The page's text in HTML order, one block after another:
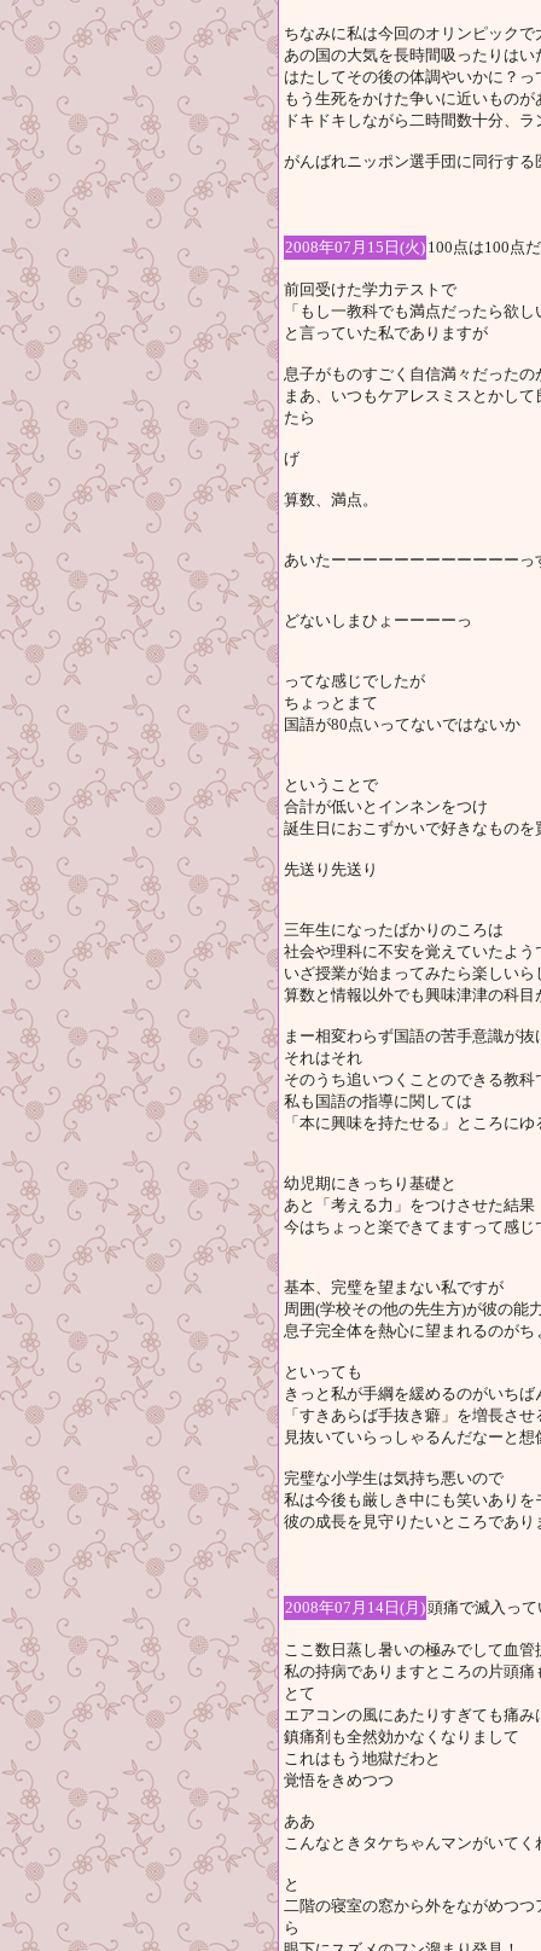
ちなみに私は今回のオリンピック
あの国の大気を長時間吸ったりはい
はたしてその後の体調やいかに？っ
もう生死をかけた争いに近いもの
ドキドキしながら二時間数十分、
がんばれニッポン選手団に同行する
2008年07月15日(火) 100点は100点
前回受けた学力テストで
「もし一教科でも満点だったら欲
と言っていた私でありますが
息子がものすごく自信満々だった
まあ、いつもケアレスミスとかし
たら
げ
算数、満点。
あいたーーーーーーーーーーーーっ
どないしまひょーーーーっ
ってな感じでしたが
ちょっとまて
国語が80点いってないではないか
ということで
合計が低いとインネンをつけ
誕生日におこずかいで好きなもの
先送り先送り
三年生になったばかりのころは
社会や理科に不安を覚えていたよう
いざ授業が始まってみたら楽しいら
算数と情報以外でも興味津津の科目
まー相変わらず国語の苦手意識が
それはそれ
そのうち追いつくことのできる教科
私も国語の指導に関しては
「本に興味を持たせる」ところに
幼児期にきっちり基礎と
あと「考える力」をつけさせた結果
今はちょっと楽できてますって感じ
基本、完璧を望まない私ですが
周囲(学校その他の先生方)が彼の能
息子完全体を熱心に望まれるのが
といっても
きっと私が手綱を緩めるのがいちば
「すきあらば手抜き癖」を増長させ
見抜いていらっしゃるんだなーと
完璧な小学生は気持ち悪いので
私は今後も厳しき中にも笑いありを
彼の成長を見守りたいところであり
2008年07月14日(月)頭痛で滅入っ
ここ数日蒸し暑いの極みでして血管
私の持病でありますところの片頭
とて
エアコンの風にあたりすぎても痛み
鎮痛剤も全然効かなくなりまして
これはもう地獄だわと
覚悟をきめつつ
ああ
こんなときタケちゃんマンがいてく
と
二階の寝室の窓から外をながめつ
ら